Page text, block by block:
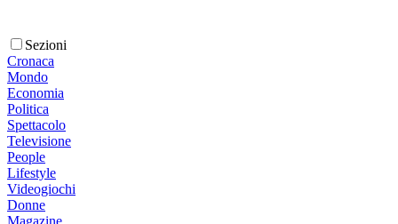
Sezioni
Cronaca
Mondo
Economia
Politica
Spettacolo
Televisione
People
Lifestyle
Videogiochi
Donne